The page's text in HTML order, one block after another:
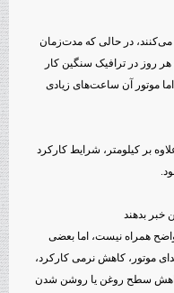
در حالی که مدت‌زمان
روز در ترافیک سنگین کار
موتور آن ساعت‌های زیادی
بر کیلومتر، شرایط کارکرد
بدهند
همراه نیست، اما بعضی
موتور، کاهش نرمی کارکرد،
سطح روغن یا روشن شدن